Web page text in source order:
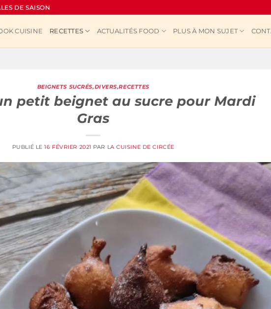
DE SAISON
CUISINE RECETTES ACTUALITÉS FOOD PLUS À MON SUJET
BEIGNETS SUCRÉS,DIVERS,RECETTES
petit beignet au sucre pour Mardi
Gras
PUBLIÉ LE16 FÉVRIER 2021 PAR LA CUISINE DE CIRCÉE